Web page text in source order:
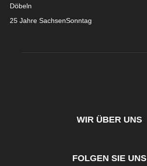
Döbeln
25 Jahre SachsenSonntag
WIR ÜBER UNS
FOLGEN SIE UNS